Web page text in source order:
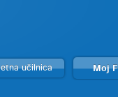
učilnica Moj